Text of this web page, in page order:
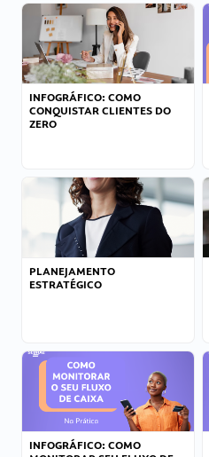
INFOGRÁFICO: COMO
CONQUISTAR CLIENTES DO
ZERO
PLANEJAMENTO
ESTRATÉGICO
INFOGRÁFICO: COMO